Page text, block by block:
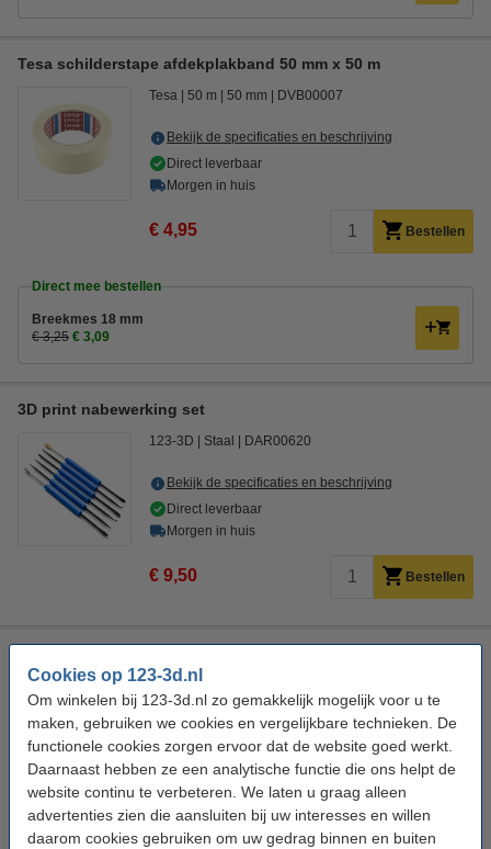
Cookies op 123-3d.nl
Om winkelen bij 123-3d.nl zo gemakkelijk mogelijk voor u te
maken, gebruiken we cookies en vergelijkbare technieken. De
functionele cookies zorgen ervoor dat de website goed werkt.
Daarnaast hebben ze een analytische functie die ons helpt de
website continu te verbeteren. We laten u graag alleen
advertenties zien die aansluiten bij uw interesses en willen
daarom cookies gebruiken om uw gedrag binnen en buiten
Tesa schilderstape afdekplakband 50 mm x 50 m
Tesa 50 m 50 mm DVB00007
Bekijk de specificaties en beschrijving
Direct leverbaar
Morgen in huis
€ 4,95 Bestellen
Direct mee bestellen
Breekmes 18 mm
€ 3,25 € 3,09
3D print nabewerking set
123-3D Staal DAR00620
Bekijk de specificaties en beschrijving
Direct leverbaar
Morgen in huis
€ 9,50 Bestellen
eSun 32 x 32 x 102 mm (LxBxH)
Bekijk de specificaties en beschrijving
Direct leverbaar
Morgen in huis
€ 24,50 Bestellen